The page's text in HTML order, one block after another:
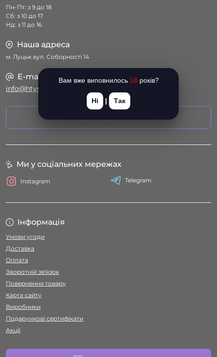
Пн-Пт: з 9 до 18
Сб: з 10 до 17
Нд: з 11 до 16
Наша адреса
м. Луцьк вул. Соборності 14
E-mail
info@htyvka.com.ua
Інформація
Умови угоди
Доставка
Оплата
Зворотній зв'язок
Повернення товару
Карта сайту
Виробники
Подарункові сертифікати
Акції
Ми у соціальних мережах
Instagram Telegram
Вам вже виповнилось 18 років?
Ні | Так